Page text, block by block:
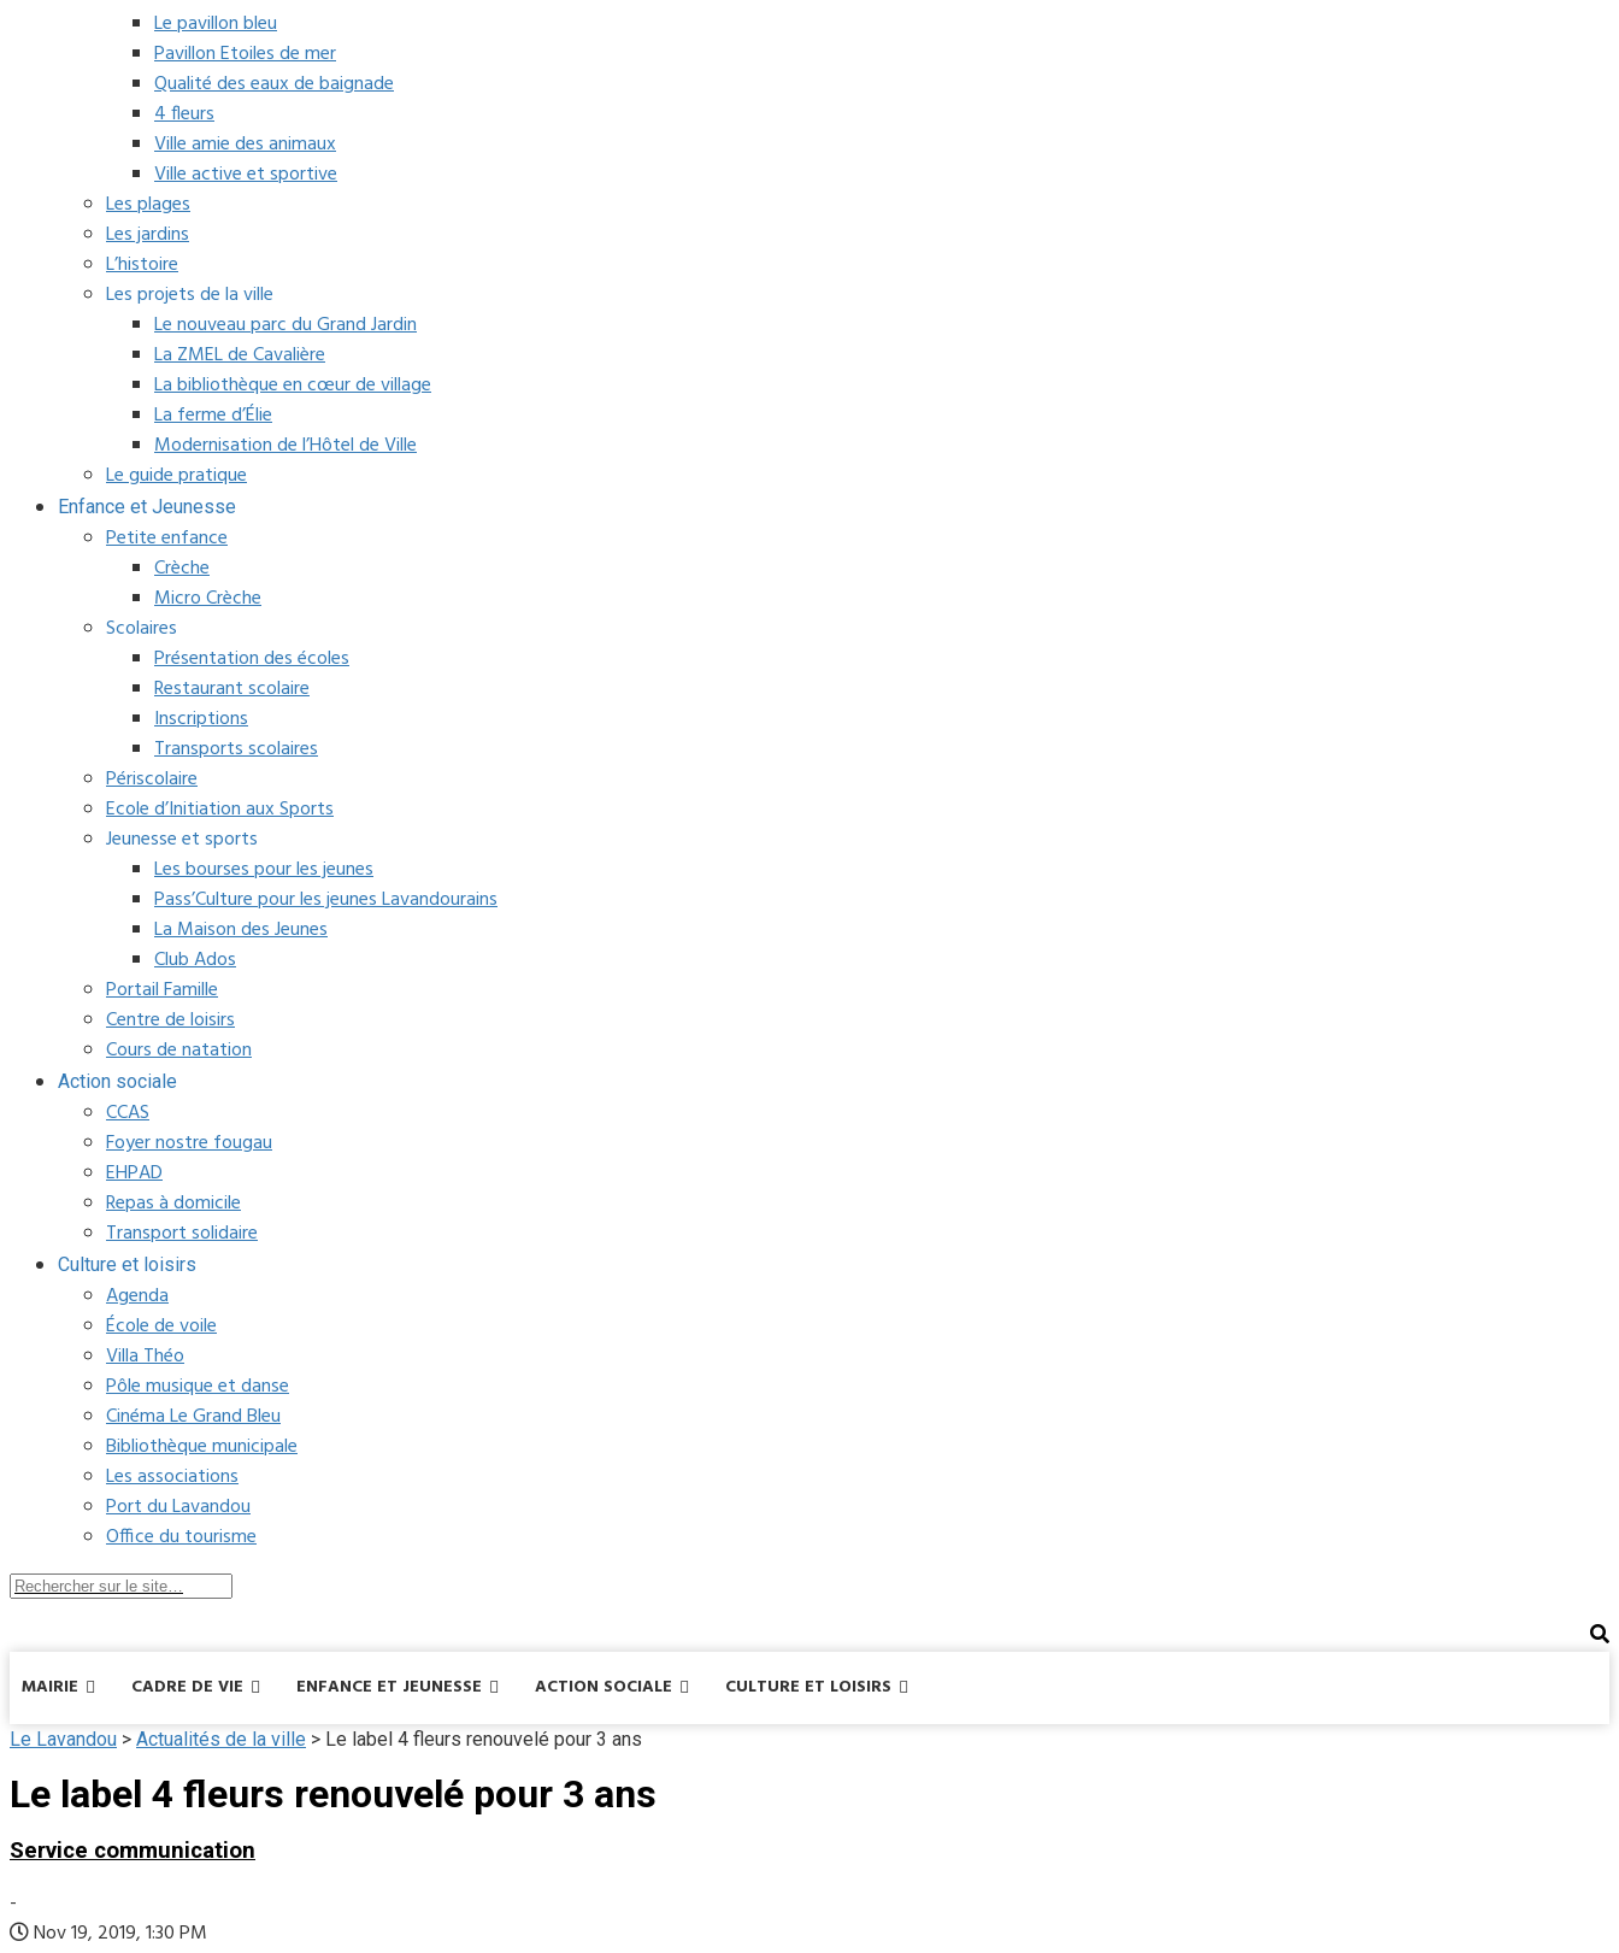
Le pavillon bleu
Pavillon Etoiles de mer
Qualité des eaux de baignade
4 fleurs
Ville amie des animaux
Ville active et sportive
Les plages
Les jardins
L’histoire
Les projets de la ville
Le nouveau parc du Grand Jardin
La ZMEL de Cavalière
La bibliothèque en cœur de village
La ferme d’Élie
Modernisation de l’Hôtel de Ville
Le guide pratique
Enfance et Jeunesse
Petite enfance
Crèche
Micro Crèche
Scolaires
Présentation des écoles
Restaurant scolaire
Inscriptions
Transports scolaires
Périscolaire
Ecole d’Initiation aux Sports
Jeunesse et sports
Les bourses pour les jeunes
Pass’Culture pour les jeunes Lavandourains
La Maison des Jeunes
Club Ados
Portail Famille
Centre de loisirs
Cours de natation
Action sociale
CCAS
Foyer nostre fougau
EHPAD
Repas à domicile
Transport solidaire
Culture et loisirs
Agenda
École de voile
Villa Théo
Pôle musique et danse
Cinéma Le Grand Bleu
Bibliothèque municipale
Les associations
Port du Lavandou
Office du tourisme
MAIRIE CADRE DE VIE ENFANCE ET JEUNESSE ACTION SOCIALE CULTURE ET LOISIRS
Le Lavandou > Actualités de la ville > Le label 4 fleurs renouvelé pour 3 ans
Le label 4 fleurs renouvelé pour 3 ans
Service communication
-
Nov 19, 2019, 1:30 PM